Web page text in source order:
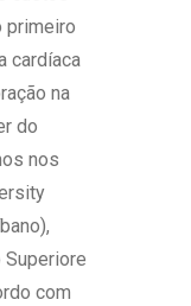
primeiro
cardíaca
na
do
nos
Superiore
com